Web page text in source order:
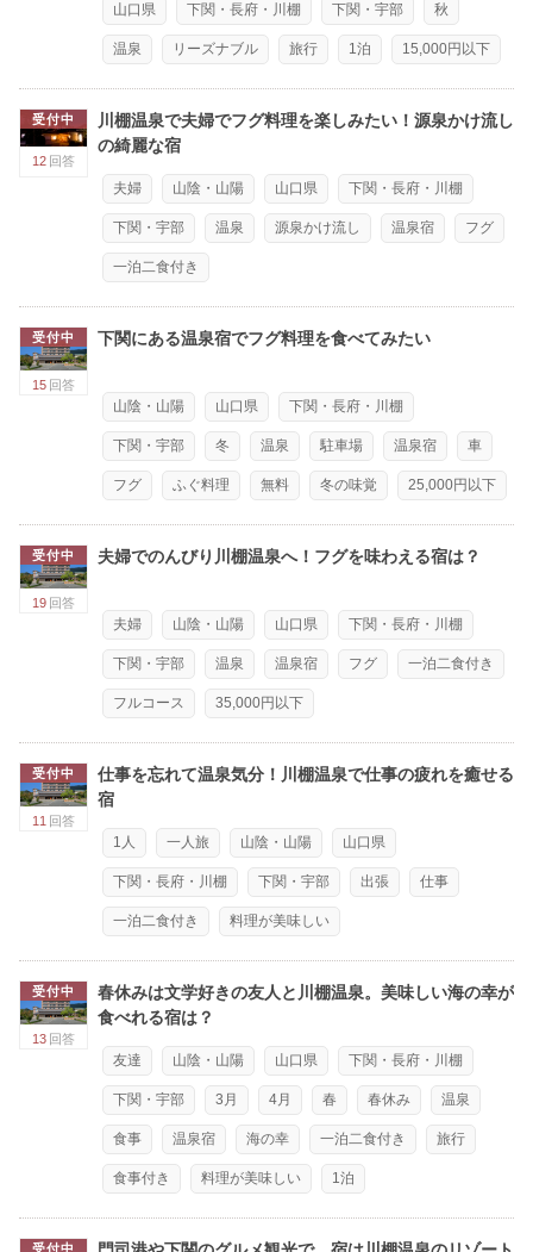
山口県 下関・長府・川棚 下関・宇部 秋
温泉 リーズナブル 旅行 1泊 15,000円以下
受付中
12 回答
川棚温泉で夫婦でフグ料理を楽しみたい！源泉かけ流し
の綺麗な宿
夫婦 山陰・山陽 山口県 下関・長府・川棚
下関・宇部 温泉 源泉かけ流し 温泉宿 フグ
一泊二食付き
受付中
15 回答
下関にある温泉宿でフグ料理を食べてみたい
山陰・山陽 山口県 下関・長府・川棚
下関・宇部 冬 温泉 駐車場 温泉宿 車
フグ ふぐ料理 無料 冬の味覚 25,000円以下
受付中
19 回答
夫婦でのんびり川棚温泉へ！フグを味わえる宿は？
夫婦 山陰・山陽 山口県 下関・長府・川棚
下関・宇部 温泉 温泉宿 フグ 一泊二食付き
フルコース 35,000円以下
受付中
11 回答
仕事を忘れて温泉気分！川棚温泉で仕事の疲れを癒せる
宿
1人 一人旅 山陰・山陽 山口県
下関・長府・川棚 下関・宇部 出張 仕事
一泊二食付き 料理が美味しい
受付中
13 回答
春休みは文学好きの友人と川棚温泉。美味しい海の幸が
食べれる宿は？
友達 山陰・山陽 山口県 下関・長府・川棚
下関・宇部 3月 4月 春 春休み 温泉
食事 温泉宿 海の幸 一泊二食付き 旅行
食事付き 料理が美味しい 1泊
受付中